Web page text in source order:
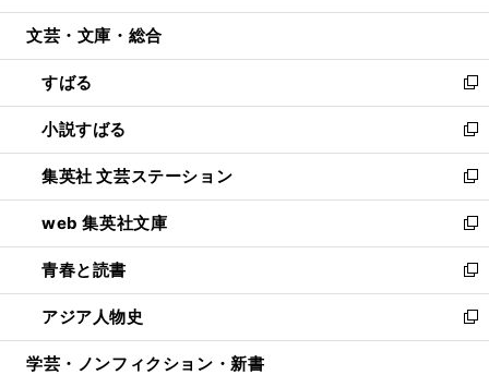
開
ウ
開
く
ン
ウ
で
開
く
ウ
ン
ド
ウ
で
開
く
文芸・文庫・総合
すばる
新
し
い
ウ
ィ
ン
ド
ウ
で
開
く
小説すばる
新
し
い
ウ
ィ
ン
ド
ウ
で
開
集英社 文芸ステーション
新
し
い
ウ
ィ
ン
ド
ウ
web 集英社文庫
新
し
い
ウ
ィ
ン
青春と読書
新
し
い
ウ
アジア人物史
新
し
学芸・ノンフィクション・新書